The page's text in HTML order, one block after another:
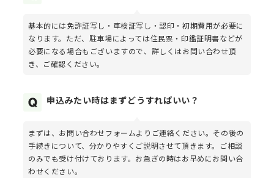
基本的には免許証写し・車検証写し・認印・初期費用が必要に
なります。ただ、駐車場によっては住民票・印鑑証明書などが
必要になる場合もございますので、詳しくはお問い合わせ頂
き、ご確認ください。
申込みたい時はまずどうすればいい？
まずは、お問い合わせフォームよりご連絡ください。その後の
手続きについて、分かりやすくご説明させて頂きます。ご相談
のみでも受け付けております。お急ぎの時はお早めにお問い合
わせください。